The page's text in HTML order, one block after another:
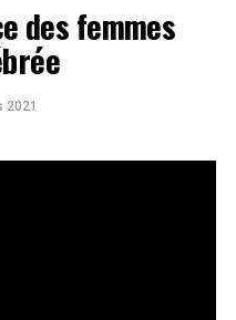
des femmes
2021